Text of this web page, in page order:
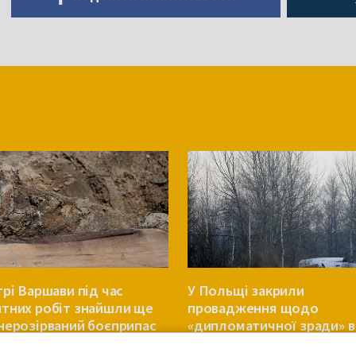
Варшави під час
робіт знайшли ще
боєприпас
У Польщі закрили
провадження щодо
«дипломатичної зради» в